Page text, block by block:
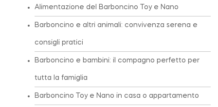
Alimentazione del Barboncino Toy e Nano
Barboncino e altri animali: convivenza serena e
consigli pratici
Barboncino e bambini: il compagno perfetto per
tutta la famiglia
Barboncino Toy e Nano in casa o appartamento